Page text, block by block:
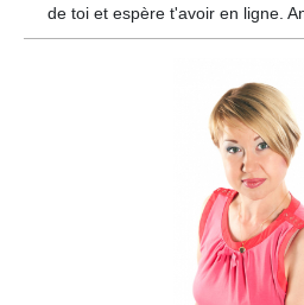
de toi et espère t'avoir en ligne.